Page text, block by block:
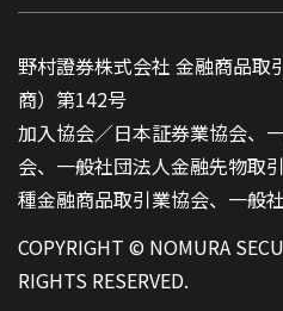
野村證券株式会社 金融商品取
商）第142号
加入協会／日本証券業協会、
会、一般社団法人金融先物取
種金融商品取引業協会、一般
COPYRIGHT © NOMURA
RIGHTS RESERVED.